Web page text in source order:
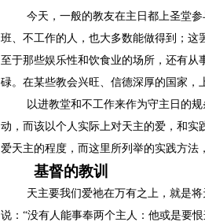
今天，一般的教友在主日都上圣堂
班、不工作的人，也大多数能做得到；这
至于那些娱乐性和饮食业的场所，还有
碌。在某些教会兴旺、信德深厚的国家，
以进教堂和不工作来作为守主日的
动，而该以个人实际上对天主的爱，和实
爱天主的程度，而这里所列举的实践方法
基督的教训
天主要我们爱祂在万有之上，就是
说：“没有人能事奉两个主人：他或是要